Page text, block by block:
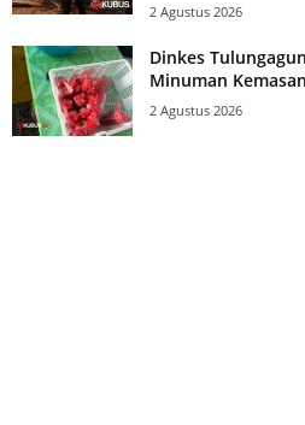
2 Agustus 2026
Dinkes
Minuman
2 Agustus 2026